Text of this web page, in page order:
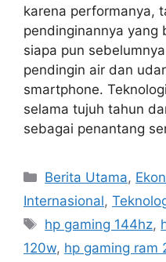
karena performanya,
pendinginannya yang
siapa pun
pendingin air dan
smartphone.
selama tujuh tahun
sebagai penantang
C
a
e
g
Berita Utama,
Internasional,
T
a
hp gaming 144hz,
120w, hp gaming ram